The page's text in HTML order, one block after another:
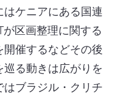
はケニアにある国連
が区画整理に関する
開催するなどその後
巡る動きは広がりを
はブラジル・クリチ